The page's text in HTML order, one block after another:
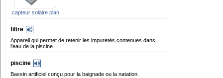
capteur solaire plan
filtre
Appareil qui permet de retenir les impuretés contenues dans
l’eau de la piscine.
piscine
Bassin artificiel conçu pour la baignade ou la natation.